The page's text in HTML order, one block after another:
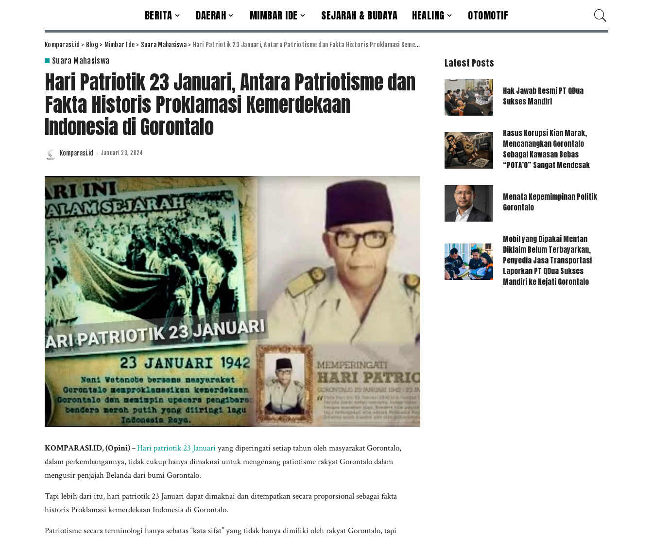
BERITA DAERAH MIMBAR IDE SEJARAH & BUDAYA HEALING OTOMOTIF
Komparasi.id > Blog > Mimbar Ide > Suara Mahasiswa> Hari Patriotik 23 Januari, Antara Patriotisme dan Fakta Historis Proklamasi Kemerdekaan Indonesia di Gorontalo
Suara Mahasiswa
Hari Patriotik 23 Januari, Antara Patriotisme dan
Fakta Historis Proklamasi Kemerdekaan
Indonesia di Gorontalo
Posted
Komparasi.id Januari 23, 2024
KOMPARASI.ID, (Opini) –Hari patriotik 23 Januari yang diperingati setiap tahun oleh masyarakat Gorontalo,
dalam perkembangannya, tidak cukup hanya dimaknai untuk mengenang patiotisme rakyat Gorontalo dalam
mengusir penjajah Belanda dari bumi Gorontalo.
Tapi lebih dari itu, hari patriotik 23 Januari dapat dimaknai dan ditempatkan secara proporsional sebagai fakta
historis Proklamasi kemerdekaan Indonesia di Gorontalo.
Patriotisme secara terminologi hanya sebatas “kata sifat” yang tidak hanya dimiliki oleh rakyat Gorontalo, tapi
Latest Posts
Hak Jawab Resmi PT QDua
Sukses Mandiri
Kasus Korupsi Kian Marak,
Mencanangkan Gorontalo
Sebagai Kawasan Bebas
“POTA’O” Sangat Mendesak
Menata Kepemimpinan Politik
Gorontalo
Mobil yang Dipakai Mentan
Diklaim Belum Terbayarkan,
Penyedia Jasa Transportasi
Laporkan PT QDua Sukses
Mandiri ke Kejati Gorontalo